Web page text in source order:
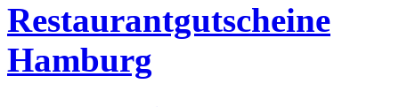
Restaurantgutscheine
Hamburg